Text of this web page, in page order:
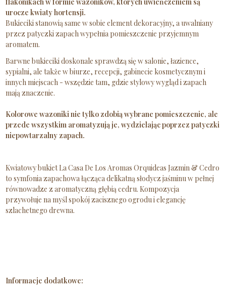
flakonikach w formie wazoników, których uwieńczeniem są
urocze kwiaty hortensji.
Bukieciki stanowią same w sobie element dekoracyjny, a uwalniany
przez patyczki zapach wypełnia pomieszczenie przyjemnym
aromatem.
Barwne bukieciki doskonale sprawdzą się w salonie, łazience,
sypialni, ale także w biurze, recepcji, gabinecie kosmetycznym i
innych miejscach - wszędzie tam, gdzie stylowy wygląd i zapach
mają znaczenie.
Kolorowe wazoniki nie tylko zdobią wybrane pomieszczenie, ale
przede wszystkim aromatyzują je, wydzielając poprzez patyczki
niepowtarzalny zapach.
Kwiatowy bukiet La Casa De Los Aromas Orquideas Jazmin & Cedro
to symfonia zapachowa łącząca delikatną słodycz jaśminu w pełnej
równowadze z aromatyczną głębią cedru. Kompozycja
przywołuje na myśl spokój zacisznego ogrodu i elegancję
szlachetnego drewna.
Informacje dodatkowe: